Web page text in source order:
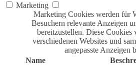
Marketing
Marketing Cookies werden für
Besuchern relevante Anzeigen
bereitzustellen. Diese Cookies
verschiedenen Websites und
angepasste Anzeigen
Name